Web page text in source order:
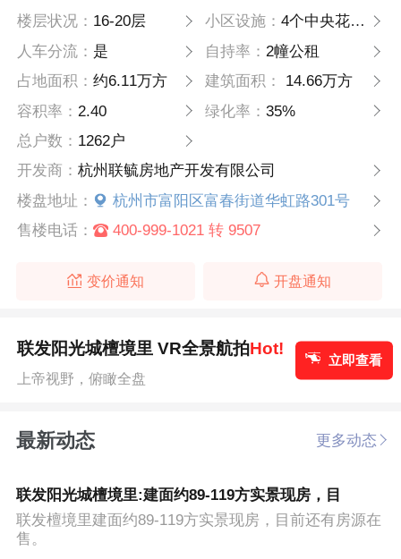
楼层状况： 16-20层 小区设施： 4个中央花园，8个附属花园
人车分流： 是 自持率： 2幢公租
占地面积：约6.11万方 建筑面积：
14.66万方
容积率： 2.40 绿化率： 35%
总户数： 1262户
开发商：杭州联毓房地产开发有限公司
楼盘地址：
杭州市富阳区富春街道华虹路301号
售楼电话：
400-999-1021 转 9507
变价通知 开盘通知
联发阳光城檀境里 VR全景航拍Hot!
上帝视野，俯瞰全盘
立即查看
最新动态 更多动态
联发阳光城檀境里:建面约89-119方实景现房，目
联发檀境里建面约89-119方实景现房，目前还有房源在
售。